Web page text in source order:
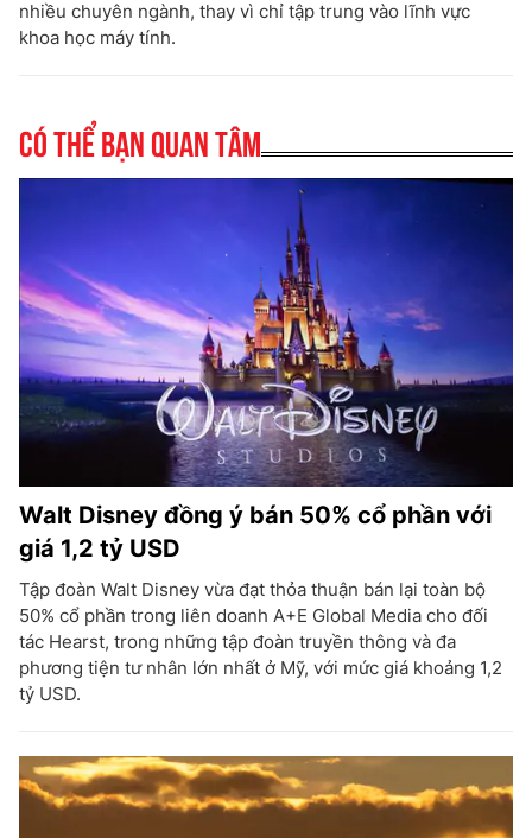
nhiều chuyên ngành, thay vì chỉ tập trung vào lĩnh vực
khoa học máy tính.
Có thể bạn quan tâm
Walt Disney đồng ý bán 50% cổ phần với
giá 1,2 tỷ USD
Tập đoàn Walt Disney vừa đạt thỏa thuận bán lại toàn bộ
50% cổ phần trong liên doanh A+E Global Media cho đối
tác Hearst, trong những tập đoàn truyền thông và đa
phương tiện tư nhân lớn nhất ở Mỹ, với mức giá khoảng 1,2
tỷ USD.